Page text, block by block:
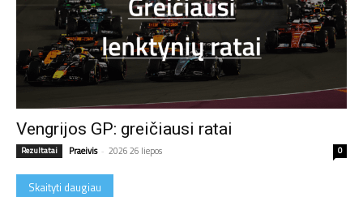
Vengrijos GP: greičiausi ratai
Rezultatai Praeivis - 2026 26 liepos 0
Skaityti daugiau